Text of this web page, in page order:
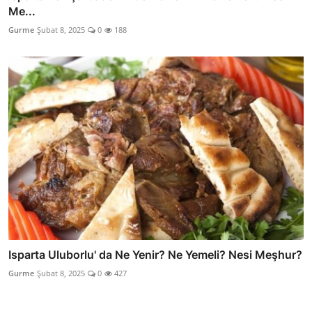
Me...
Gurme Şubat 8, 2025 0 188
Isparta Uluborlu' da Ne Yenir? Ne Yemeli? Nesi Meşhur?
Gurme Şubat 8, 2025 0 427